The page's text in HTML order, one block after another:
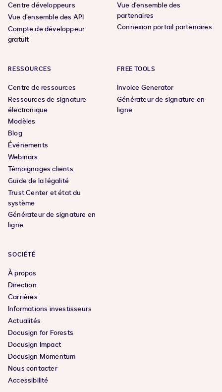
Centre développeurs
Vue d’ensemble des API
Compte de développeur
gratuit
Vue d'ensemble des
partenaires
Connexion portail partenaires
RESSOURCES
Centre de ressources
Ressources de signature
électronique
Modèles
Blog
Événements
Webinars
Témoignages clients
Guide de la légalité
Trust Center et état du
système
Générateur de signature en
ligne
FREE TOOLS
Invoice Generator
Générateur de signature en
ligne
SOCIÉTÉ
À propos
Direction
Carrières
Informations investisseurs
Actualités
Docusign for Forests
Docusign Impact
Docusign Momentum
Nous contacter
Accessibilité